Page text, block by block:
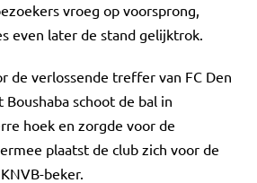
vroeg op voorsprong,
even later de stand gelijktrok.
de verlossende treffer van FC Den
Boushaba schoot de bal in
hoek en zorgde voor de
plaatst de club zich voor de
beker.